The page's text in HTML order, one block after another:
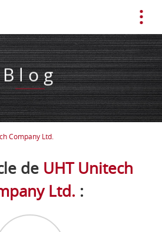
Blog
Company Ltd.
de UHT Unitech
Ltd. :